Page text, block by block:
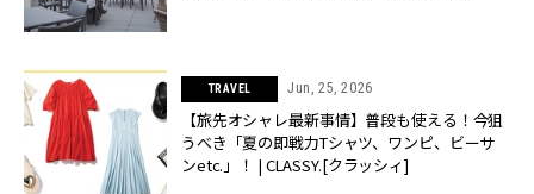
TRAVEL Jun, 25, 2026
【旅先オシャレ最新事情】普段も使える！今狙
うべき「夏の即戦力Tシャツ、ワンピ、ビーサ
ンetc.」！ | CLASSY.[クラッシィ]